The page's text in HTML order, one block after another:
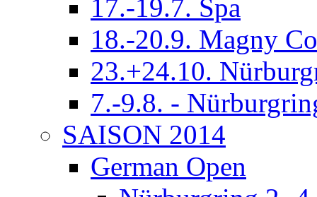
17.-19.7. Spa
18.-20.9. Magny
23.+24.10.
7.-9.8. -
SAISON 2014
German Open